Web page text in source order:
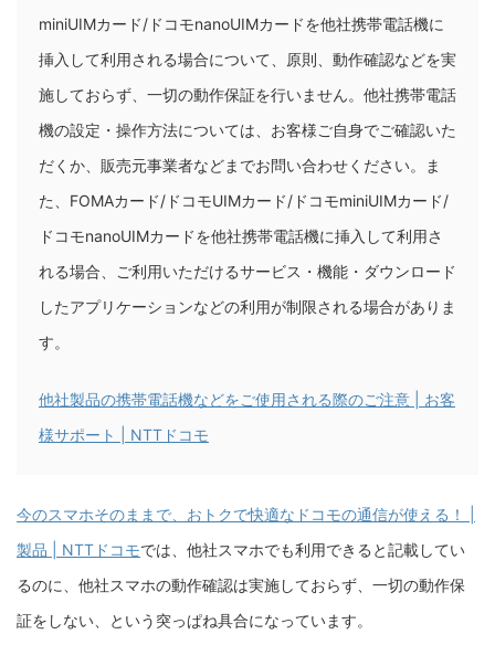
miniUIMカード/ドコモnanoUIMカードを他社携帯電話機に
挿入して利用される場合について、原則、動作確認などを実
施しておらず、一切の動作保証を行いません。他社携帯電話
機の設定・操作方法については、お客様ご自身でご確認いた
だくか、販売元事業者などまでお問い合わせください。ま
た、FOMAカード/ドコモUIMカード/ドコモminiUIMカード/
ドコモnanoUIMカードを他社携帯電話機に挿入して利用さ
れる場合、ご利用いただけるサービス・機能・ダウンロード
したアプリケーションなどの利用が制限される場合がありま
す。
他社製品の携帯電話機などをご使用される際のご注意 | お客
様サポート | NTTドコモ
今のスマホそのままで、おトクで快適なドコモの通信が使える！ |
製品 | NTTドコモでは、他社スマホでも利用できると記載してい
るのに、他社スマホの動作確認は実施しておらず、一切の動作保
証をしない、という突っぱね具合になっています。